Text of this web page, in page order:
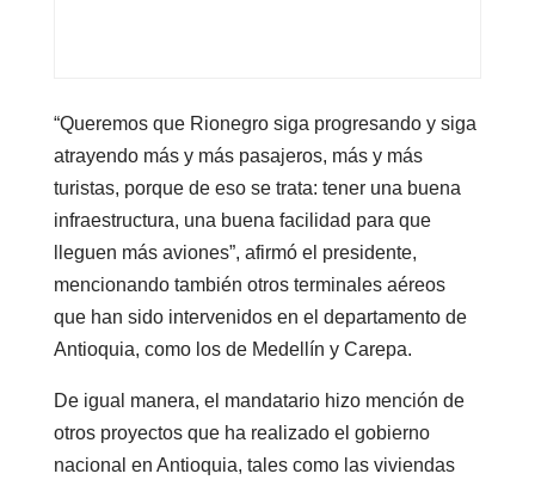
“Queremos que Rionegro siga progresando y siga
atrayendo más y más pasajeros, más y más
turistas, porque de eso se trata: tener una buena
infraestructura, una buena facilidad para que
lleguen más aviones”, afirmó el presidente,
mencionando también otros terminales aéreos
que han sido intervenidos en el departamento de
Antioquia, como los de Medellín y Carepa.
De igual manera, el mandatario hizo mención de
otros proyectos que ha realizado el gobierno
nacional en Antioquia, tales como las viviendas